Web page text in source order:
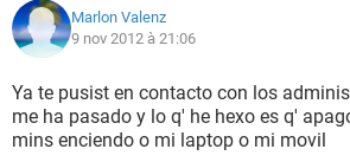
Marlon Valenz
9 nov 2012 à 21:06
Ya te pusist en contacto con los
me ha pasado y lo q' he hexo es q'
mins enciendo o mi laptop o mi movil